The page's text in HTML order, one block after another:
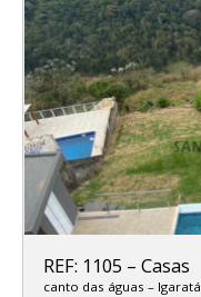
REF: 1105 – Casas
canto das águas – Igaratá